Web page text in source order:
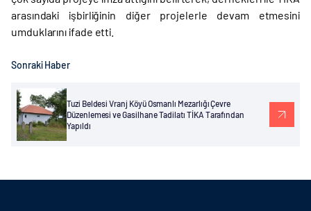
arasındaki işbirliğinin diğer projelerle devam etmesini
umduklarını ifade etti.
Sonraki Haber
Tuzi Beldesi Vranj Köyü Osmanlı Mezarlığı Çevre
Düzenlemesi ve Gasilhane Tadilatı TİKA Tarafından
Yapıldı